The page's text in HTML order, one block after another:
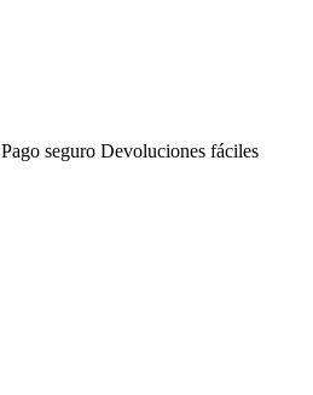
Pago seguro Devoluciones fáciles